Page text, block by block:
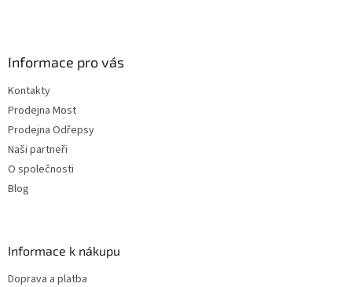
Informace pro vás
Kontakty
Prodejna Most
Prodejna Odřepsy
Naši partneři
O společnosti
Blog
Informace k nákupu
Doprava a platba